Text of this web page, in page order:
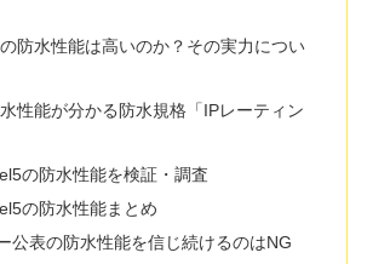
防水性能は高いのか？その実力につい
性能が分かる防水規格「IPレーティン
の防水性能を検証・調査
の防水性能まとめ
公表の防水性能を信じ続けるのはNG